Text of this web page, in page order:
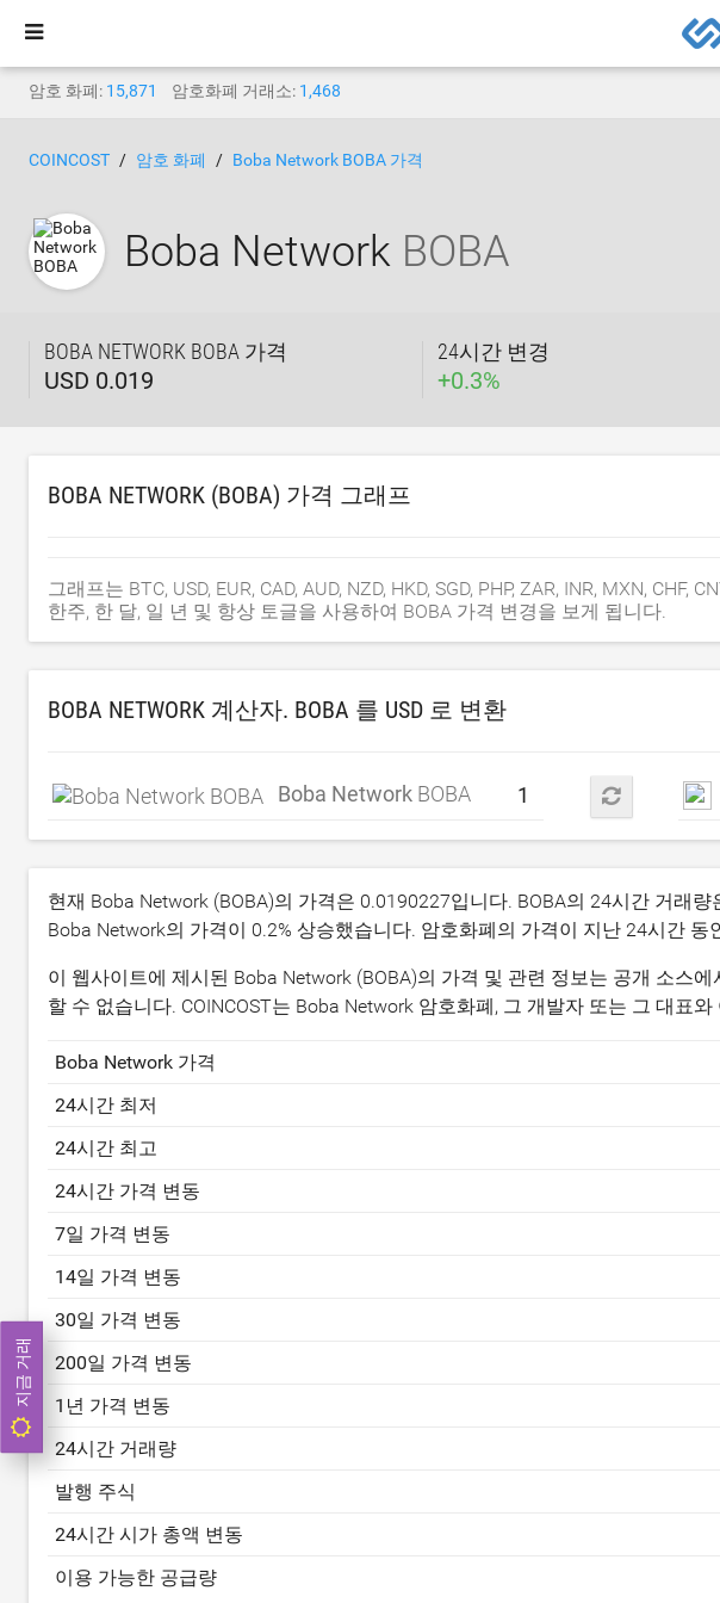
암호 화폐: 15,871 암호화폐 거래소: 1,468
COINCOST 암호 화폐 Boba Network BOBA 가격
Boba Network BOBA
BOBA NETWORK BOBA 가격
USD 0.019
24시간 변경
+0.3%
BOBA NETWORK (BOBA) 가격 그래프
그래프는 BTC, USD, EUR, CAD, AUD, NZD, HKD, SGD, PHP, ZAR, INR, MXN,
한주, 한 달, 일 년 및 항상 토글을 사용하여 BOBA 가격 변경을 보게 됩니다.
BOBA NETWORK 계산자. BOBA 를 USD 로 변환
Boba Network BOBA
현재 Boba Network (BOBA)의 가격은 0.0190227입니다. BOBA의 24시간 거래
Boba Network의 가격이 0.2% 상승했습니다. 암호화폐의 가격이 지난 24시간 동
이 웹사이트에 제시된 Boba Network (BOBA)의 가격 및 관련 정보는 공개 소스
할 수 없습니다. COINCOST는 Boba Network 암호화폐, 그 개발자 또는 그 대표
Boba Network 가격
24시간 최저
24시간 최고
24시간 가격 변동
7일 가격 변동
14일 가격 변동
30일 가격 변동
200일 가격 변동
1년 가격 변동
24시간 거래량
발행 주식
24시간 시가 총액 변동
이용 가능한 공급량
지금 거래